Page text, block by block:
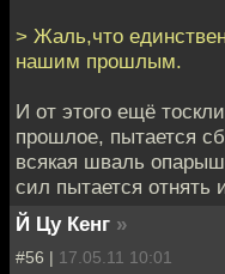
> Жаль,что
нашим прошлым.
И от этого ещё
прошлое, пытается
всякая шваль
сил пытается отнять
Й Цу Кенг »
#56 | 17.05.11 10:01